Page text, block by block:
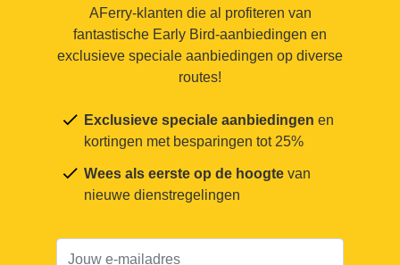
AFerry-klanten die al profiteren van
fantastische Early Bird-aanbiedingen en
exclusieve speciale aanbiedingen op diverse
routes!
Exclusieve speciale aanbiedingen en
kortingen met besparingen tot 25%
Wees als eerste op de hoogte van
nieuwe dienstregelingen